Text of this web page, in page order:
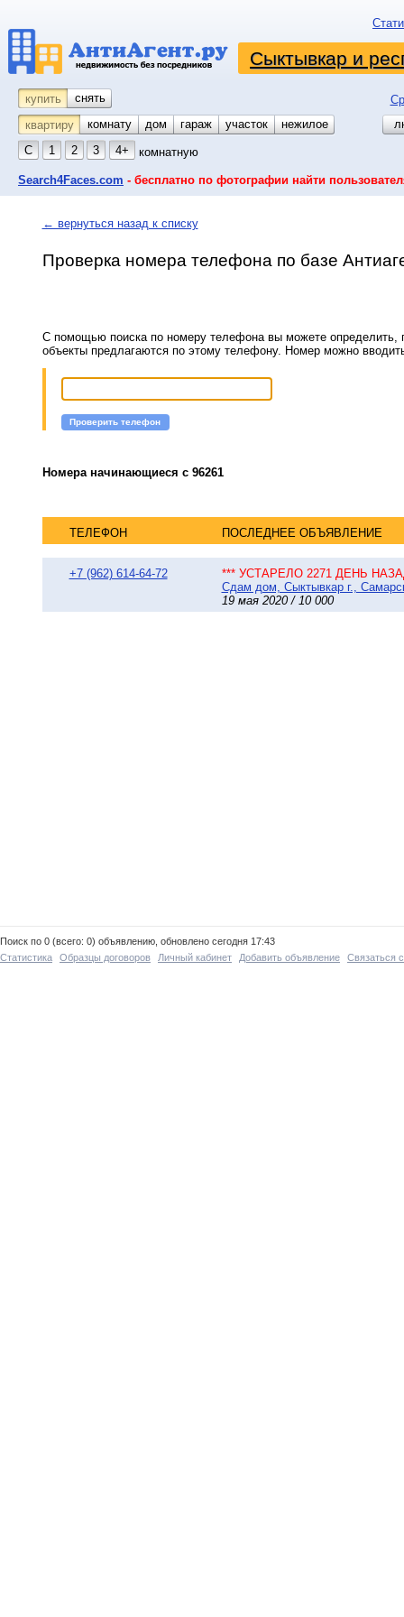
Сыктывкар и
купить снять
квартиру
комнату койко-место
дом гараж участок
нежилое
С
1 2 3 4+ комнатную
Search4Faces.com - бесплатно по фотографии найти
← вернуться назад к списку
Проверка номера телефона по базе
С помощью поиска по номеру телефона вы можете определить,
объекты предлагаются по этому телефону. Номер можно
Проверить телефон
Номера начинающиеся с 96261
ТЕЛЕФОН ПОСЛЕДНЕЕ ОБЪЯВЛЕНИЕ
+7 (962) 614-64-72
*** УСТАРЕЛО 2271 ДЕНЬ
Сдам дом, Сыктывкар г.,
19 мая 2020 / 10 000
Поиск по 0 (всего: 0) объявлению, обновлено сегодня 17:43
Статистика
Образцы договоров Личный кабинет Добавить объявление Связаться